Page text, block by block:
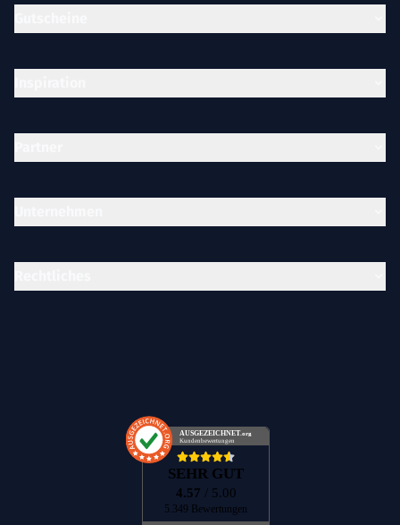
AUSGEZEICHNET .org
Kundenbewertungen
SEHR GUT
4.57 / 5.00
5.349 Bewertungen